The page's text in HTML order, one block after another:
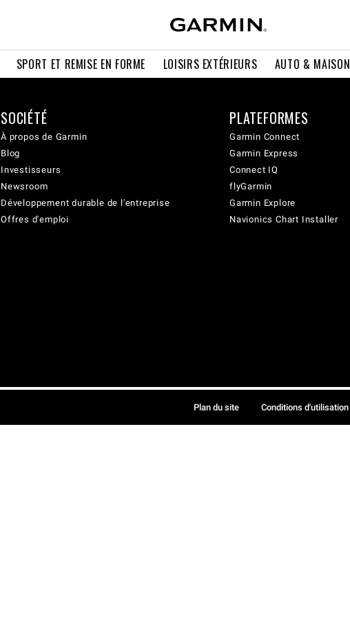
SPORT ET REMISE EN FORME LOISIRS EXTÉRIEURS AUTO & MAISON
SOCIÉTÉ
À propos de Garmin
Blog
Investisseurs
Newsroom
Développement durable de l'entreprise
Offres d'emploi
PLATEFORMES
Garmin Connect
Garmin Express
Connect IQ
flyGarmin
Garmin Explore
Navionics Chart Installer
Plan du site Conditions d'utilisation